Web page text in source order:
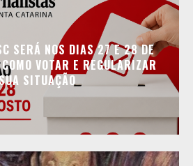
SERÁ NOS DIAS 27 E 28 DE
VOTAR E REGULARIZAR
SITUAÇÃO